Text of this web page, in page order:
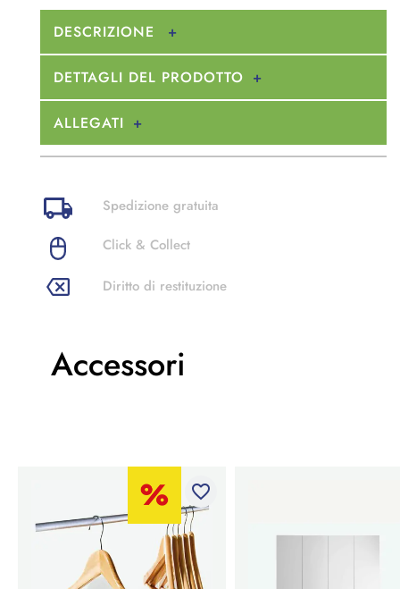
DESCRIZIONE
DETTAGLI DEL PRODOTTO
ALLEGATI
Spedizione gratuita
Click & Collect
Diritto di restituzione
Accessori
favorite_border